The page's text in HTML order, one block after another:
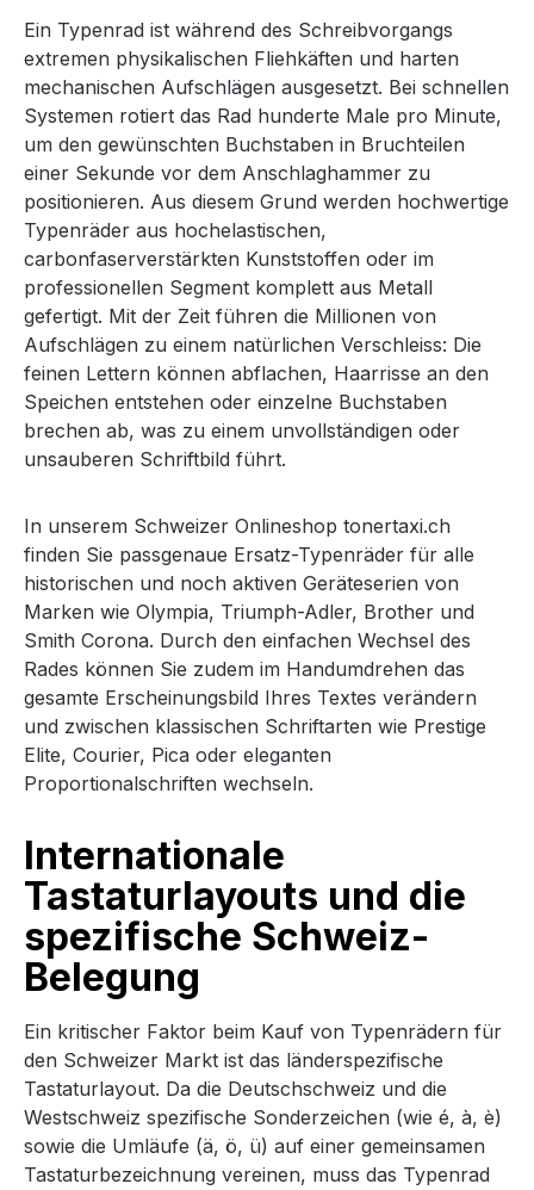
Ein Typenrad ist während des Schreibvorgangs
extremen physikalischen Fliehkäften und harten
mechanischen Aufschlägen ausgesetzt. Bei schnellen
Systemen rotiert das Rad hunderte Male pro Minute,
um den gewünschten Buchstaben in Bruchteilen
einer Sekunde vor dem Anschlaghammer zu
positionieren. Aus diesem Grund werden hochwertige
Typenräder aus hochelastischen,
carbonfaserverstärkten Kunststoffen oder im
professionellen Segment komplett aus Metall
gefertigt. Mit der Zeit führen die Millionen von
Aufschlägen zu einem natürlichen Verschleiss: Die
feinen Lettern können abflachen, Haarrisse an den
Speichen entstehen oder einzelne Buchstaben
brechen ab, was zu einem unvollständigen oder
unsauberen Schriftbild führt.
In unserem Schweizer Onlineshop tonertaxi.ch
finden Sie passgenaue Ersatz-Typenräder für alle
historischen und noch aktiven Geräteserien von
Marken wie Olympia, Triumph-Adler, Brother und
Smith Corona. Durch den einfachen Wechsel des
Rades können Sie zudem im Handumdrehen das
gesamte Erscheinungsbild Ihres Textes verändern
und zwischen klassischen Schriftarten wie Prestige
Elite, Courier, Pica oder eleganten
Proportionalschriften wechseln.
Internationale
Tastaturlayouts und die
spezifische Schweiz-
Belegung
Ein kritischer Faktor beim Kauf von Typenrädern für
den Schweizer Markt ist das länderspezifische
Tastaturlayout. Da die Deutschschweiz und die
Westschweiz spezifische Sonderzeichen (wie é, à, è)
sowie die Umläufe (ä, ö, ü) auf einer gemeinsamen
Tastaturbezeichnung vereinen, muss das Typenrad